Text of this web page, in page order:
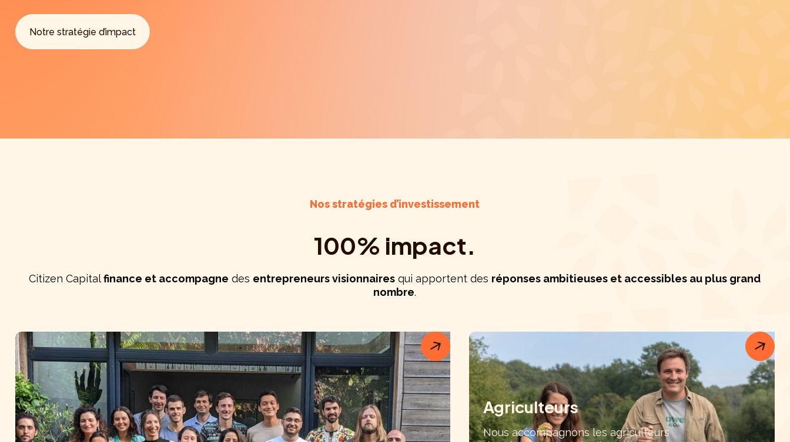
Notre stratégie d’impact
Nos stratégies d’investissement
100% impact.
Citizen Capitalfinance et accompagne des entrepreneurs visionnaires qui apportent des réponses ambitieuses et accessibles au plus grand
nombre.
Agriculteurs
Nous accompagnons les agriculteurs